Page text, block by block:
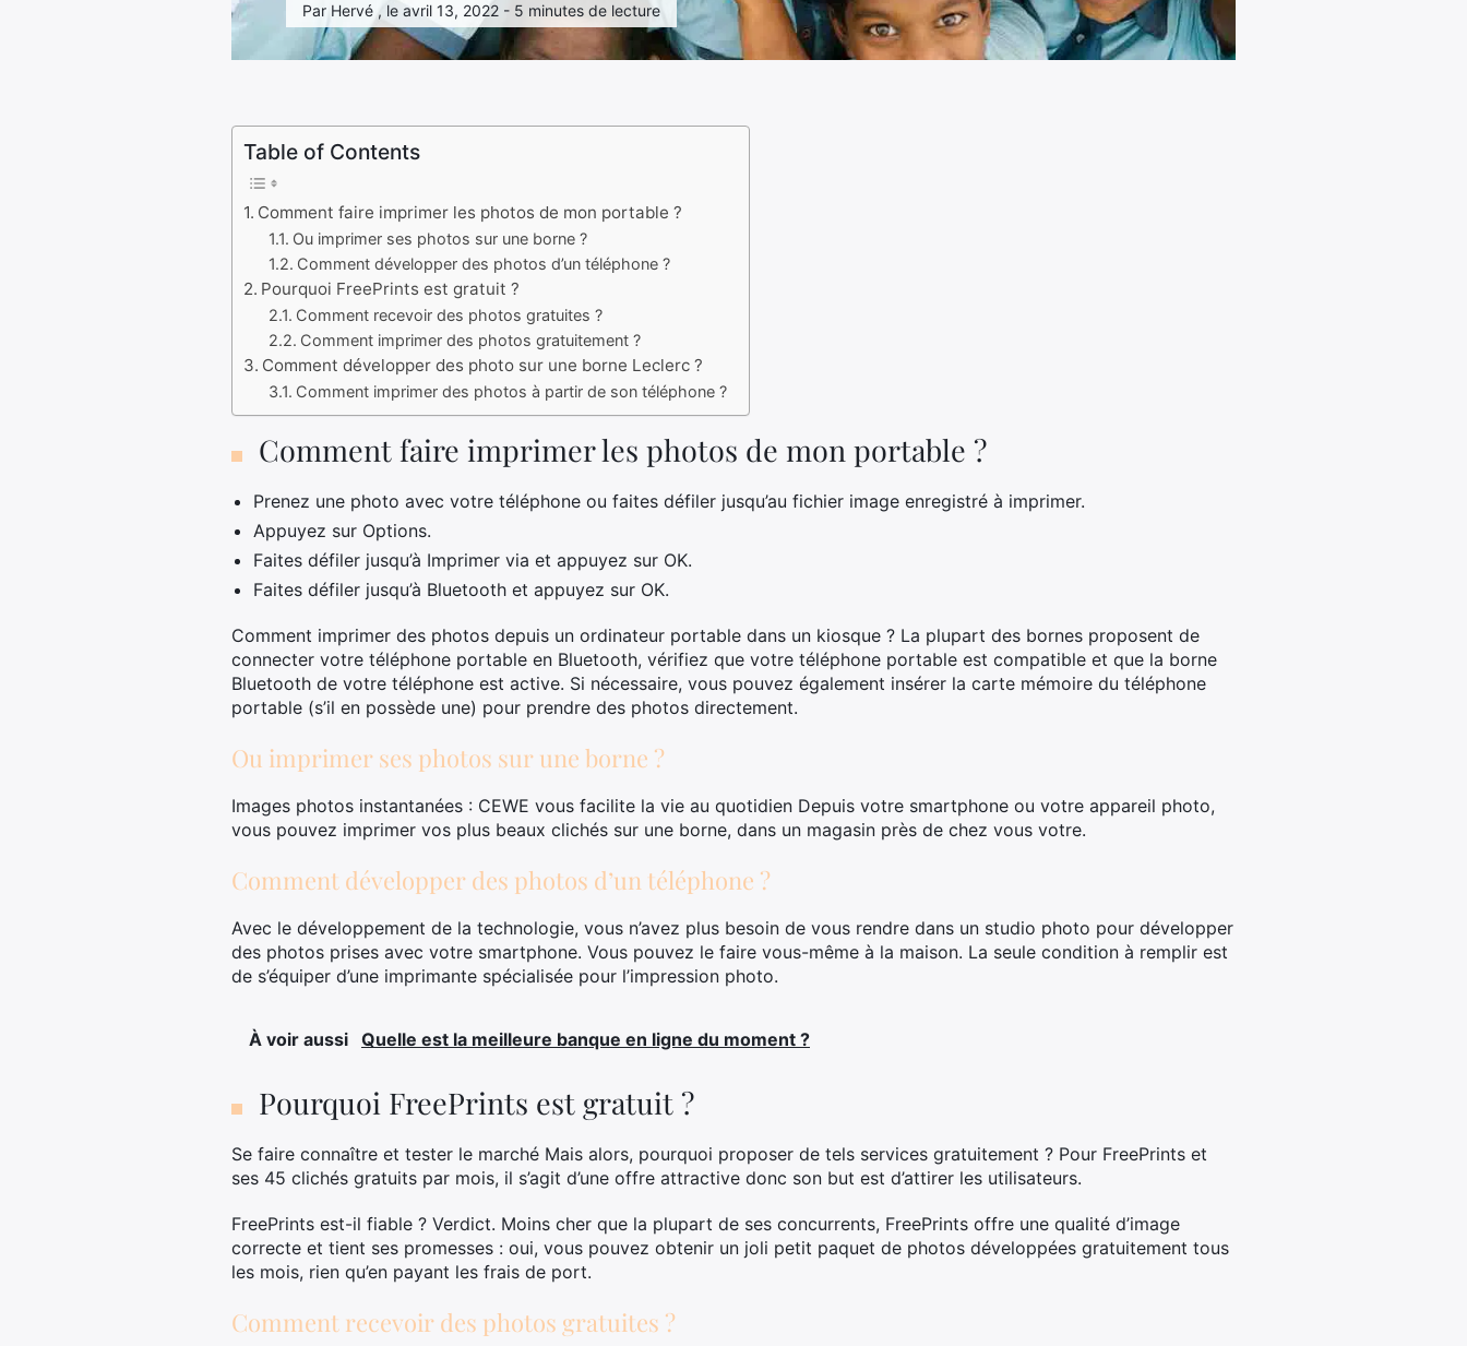
Par Hervé , le avril 13, 2022 - 5 minutes de lecture
Table of Contents
Comment faire imprimer les photos de mon portable ?
Ou imprimer ses photos sur une borne ?
Comment développer des photos d’un téléphone ?
Pourquoi FreePrints est gratuit ?
Comment recevoir des photos gratuites ?
Comment imprimer des photos gratuitement ?
Comment développer des photo sur une borne Leclerc ?
Comment imprimer des photos à partir de son téléphone ?
Comment faire imprimer les photos de mon portable ?
Prenez une photo avec votre téléphone ou faites défiler jusqu’au fichier image enregistré à imprimer.
Appuyez sur Options.
Faites défiler jusqu’à Imprimer via et appuyez sur OK.
Faites défiler jusqu’à Bluetooth et appuyez sur OK.
Comment imprimer des photos depuis un ordinateur portable dans un kiosque ? La plupart des bornes proposent de
connecter votre téléphone portable en Bluetooth, vérifiez que votre téléphone portable est compatible et que la borne
Bluetooth de votre téléphone est active. Si nécessaire, vous pouvez également insérer la carte mémoire du téléphone
portable (s’il en possède une) pour prendre des photos directement.
Ou imprimer ses photos sur une borne ?
Images photos instantanées : CEWE vous facilite la vie au quotidien Depuis votre smartphone ou votre appareil photo,
vous pouvez imprimer vos plus beaux clichés sur une borne, dans un magasin près de chez vous votre.
Comment développer des photos d’un téléphone ?
Avec le développement de la technologie, vous n’avez plus besoin de vous rendre dans un studio photo pour développer
des photos prises avec votre smartphone. Vous pouvez le faire vous-même à la maison. La seule condition à remplir est
de s’équiper d’une imprimante spécialisée pour l’impression photo.
À voir aussi Quelle est la meilleure banque en ligne du moment ?
Pourquoi FreePrints est gratuit ?
Se faire connaître et tester le marché Mais alors, pourquoi proposer de tels services gratuitement ? Pour FreePrints et
ses 45 clichés gratuits par mois, il s’agit d’une offre attractive donc son but est d’attirer les utilisateurs.
FreePrints est-il fiable ? Verdict. Moins cher que la plupart de ses concurrents, FreePrints offre une qualité d’image
correcte et tient ses promesses : oui, vous pouvez obtenir un joli petit paquet de photos développées gratuitement tous
les mois, rien qu’en payant les frais de port.
Comment recevoir des photos gratuites ?